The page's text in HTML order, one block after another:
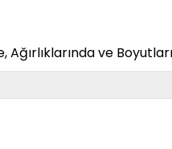
ve